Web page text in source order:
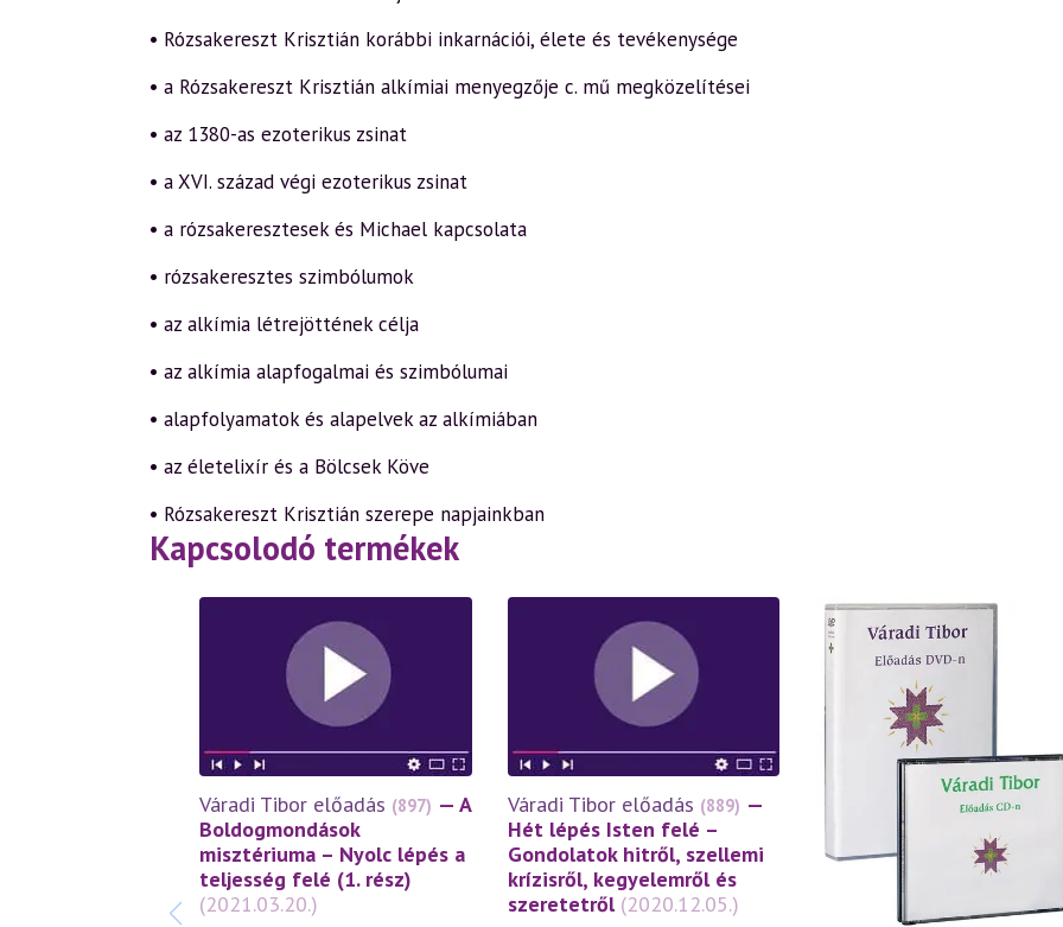
• Rózsakereszt Krisztián korábbi inkarnációi, élete és tevékenysége
• a Rózsakereszt Krisztián alkímiai menyegzője c. mű megközelítései
• az 1380-as ezoterikus zsinat
• a XVI. század végi ezoterikus zsinat
• a rózsakeresztesek és Michael kapcsolata
• rózsakeresztes szimbólumok
• az alkímia létrejöttének célja
• az alkímia alapfogalmai és szimbólumai
• alapfolyamatok és alapelvek az alkímiában
• az életelixír és a Bölcsek Köve
• Rózsakereszt Krisztián szerepe napjainkban
Kapcsolodó termékek
Váradi Tibor előadás (897) — A
Boldogmondások
misztériuma – Nyolc lépés a
teljesség felé (1. rész)
(2021.03.20.)
Váradi Tibor előadás (889) —
Hét lépés Isten felé –
Gondolatok hitről, szellemi
krízisről, kegyelemről és
szeretetről (2020.12.05.)